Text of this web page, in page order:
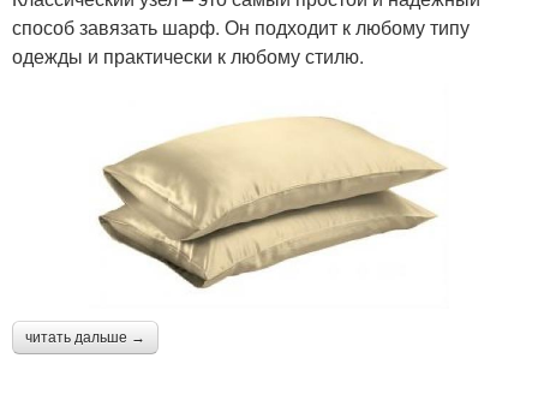
способ завязать шарф. Он подходит к любому типу
одежды и практически к любому стилю.
читать дальше →